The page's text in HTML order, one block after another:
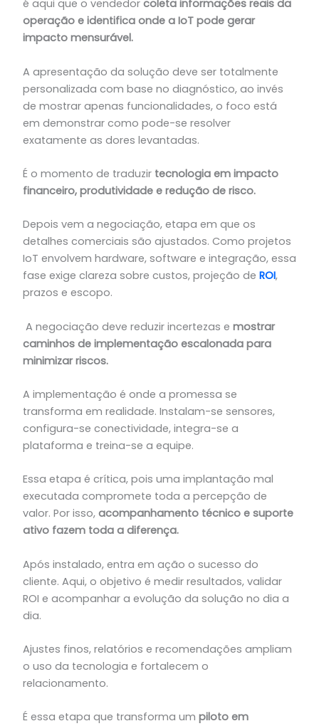
é aqui que o vendedor coleta informações reais da
operação e identifica onde a IoT pode gerar
impacto mensurável.
A apresentação da solução deve ser totalmente
personalizada com base no diagnóstico, ao invés
de mostrar apenas funcionalidades, o foco está
em demonstrar como pode-se resolver
exatamente as dores levantadas.
É o momento de traduzir tecnologia em impacto
financeiro, produtividade e redução de risco.
Depois vem a negociação, etapa em que os
detalhes comerciais são ajustados. Como projetos
IoT envolvem hardware, software e integração, essa
fase exige clareza sobre custos, projeção de ROI,
prazos e escopo.
A negociação deve reduzir incertezas e mostrar
caminhos de implementação escalonada para
minimizar riscos.
A implementação é onde a promessa se
transforma em realidade. Instalam-se sensores,
configura-se conectividade, integra-se a
plataforma e treina-se a equipe.
Essa etapa é crítica, pois uma implantação mal
executada compromete toda a percepção de
valor. Por isso, acompanhamento técnico e suporte
ativo fazem toda a diferença.
Após instalado, entra em ação o sucesso do
cliente. Aqui, o objetivo é medir resultados, validar
ROI e acompanhar a evolução da solução no dia a
dia.
Ajustes finos, relatórios e recomendações ampliam
o uso da tecnologia e fortalecem o
relacionamento.
É essa etapa que transforma um piloto em